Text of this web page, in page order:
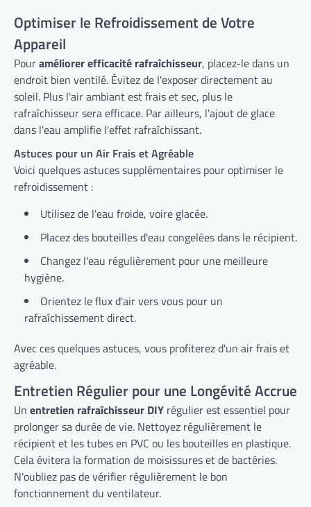
Optimiser le Refroidissement de Votre
Appareil
Pouraméliorer efficacité rafraîchisseur, placez-le dans un
endroit bien ventilé. Évitez de l'exposer directement au
soleil. Plus l'air ambiant est frais et sec, plus le
rafraîchisseur sera efficace. Par ailleurs, l'ajout de glace
dans l'eau amplifie l'effet rafraîchissant.
Astuces pour un Air Frais et Agréable
Voici quelques astuces supplémentaires pour optimiser le
refroidissement :
Utilisez de l'eau froide, voire glacée.
Placez des bouteilles d'eau congelées dans le récipient.
Changez l'eau régulièrement pour une meilleure
hygiène.
Orientez le flux d'air vers vous pour un
rafraîchissement direct.
Avec ces quelques astuces, vous profiterez d'un air frais et
agréable.
Entretien Régulier pour une Longévité Accrue
Un entretien rafraîchisseur DIY régulier est essentiel pour
prolonger sa durée de vie. Nettoyez régulièrement le
récipient et les tubes en PVC ou les bouteilles en plastique.
Cela évitera la formation de moisissures et de bactéries.
N'oubliez pas de vérifier régulièrement le bon
fonctionnement du ventilateur.